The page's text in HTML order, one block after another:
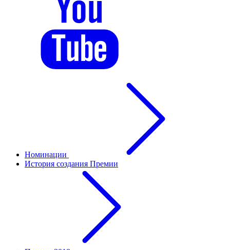
Номинации
История создания Премии